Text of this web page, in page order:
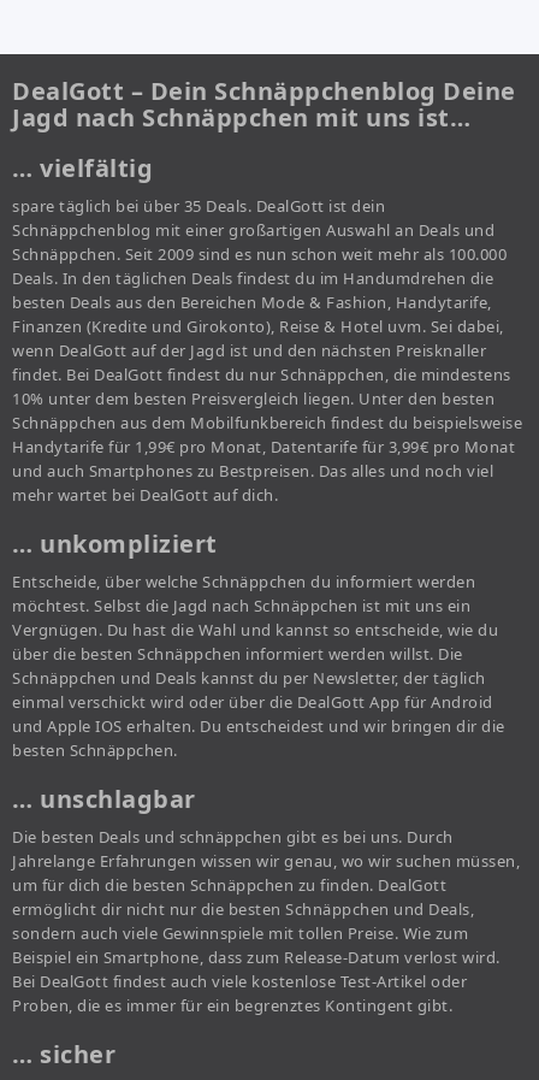
DealGott – Dein Schnäppchenblog Deine
Jagd nach Schnäppchen mit uns ist…
… vielfältig
spare täglich bei über 35 Deals. DealGott ist dein
Schnäppchenblog mit einer großartigen Auswahl an Deals und
Schnäppchen. Seit 2009 sind es nun schon weit mehr als 100.000
Deals. In den täglichen Deals findest du im Handumdrehen die
besten Deals aus den Bereichen Mode & Fashion, Handytarife,
Finanzen (Kredite und Girokonto), Reise & Hotel uvm. Sei dabei,
wenn DealGott auf der Jagd ist und den nächsten Preisknaller
findet. Bei DealGott findest du nur Schnäppchen, die mindestens
10% unter dem besten Preisvergleich liegen. Unter den besten
Schnäppchen aus dem Mobilfunkbereich findest du beispielsweise
Handytarife für 1,99€ pro Monat, Datentarife für 3,99€ pro Monat
und auch Smartphones zu Bestpreisen. Das alles und noch viel
mehr wartet bei DealGott auf dich.
… unkompliziert
Entscheide, über welche Schnäppchen du informiert werden
möchtest. Selbst die Jagd nach Schnäppchen ist mit uns ein
Vergnügen. Du hast die Wahl und kannst so entscheide, wie du
über die besten Schnäppchen informiert werden willst. Die
Schnäppchen und Deals kannst du per Newsletter, der täglich
einmal verschickt wird oder über die DealGott App für Android
und Apple IOS erhalten. Du entscheidest und wir bringen dir die
besten Schnäppchen.
… unschlagbar
Die besten Deals und schnäppchen gibt es bei uns. Durch
Jahrelange Erfahrungen wissen wir genau, wo wir suchen müssen,
um für dich die besten Schnäppchen zu finden. DealGott
ermöglicht dir nicht nur die besten Schnäppchen und Deals,
sondern auch viele Gewinnspiele mit tollen Preise. Wie zum
Beispiel ein Smartphone, dass zum Release-Datum verlost wird.
Bei DealGott findest auch viele kostenlose Test-Artikel oder
Proben, die es immer für ein begrenztes Kontingent gibt.
… sicher